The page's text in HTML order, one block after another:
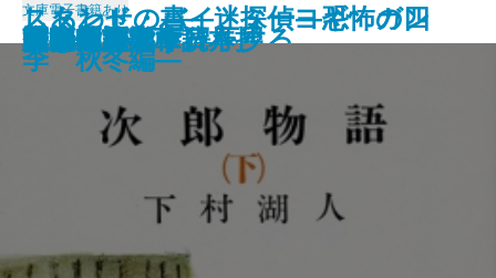
風の盆恋歌
友達・棒になった男
しあわせの書―迷探偵ヨギ ガン
ジーの心霊術―
姥ときめき
映画を見ると得をする
明暗
次郎物語〔上〕
次郎物語〔中〕
罪と罰〔上〕
罪と罰〔下〕
文庫電子書籍あり
次郎物語〔下〕
光抱く友よ
荻窪風土記
風の王国
自家製 文章読本
勇者は語らず
スタンド・バイ・ミー―恐怖の四
季 秋冬編―
広き迷路
村上朝日堂
刺客 用心棒日月抄